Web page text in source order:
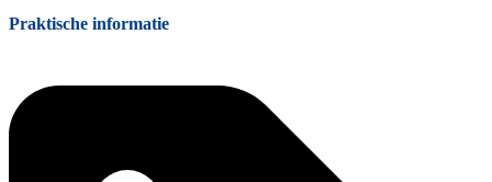
Praktische informatie